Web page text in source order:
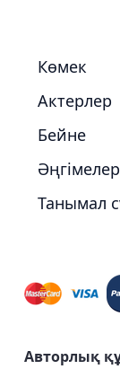
Көмек
Актерлер
Бейне
Әңгімелер
Танымал
Авторлық